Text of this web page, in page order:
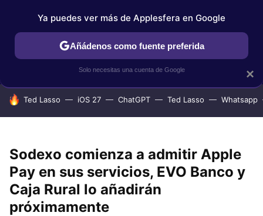
IPHONE TUTORIALES APPLESFERA SELECCIÓN
HOY SE HABLA DE
Ted Lasso iOS 27 ChatGPT Ted Lasso Whatsapp
Sodexo comienza a admitir Apple
Pay en sus servicios, EVO Banco y
Caja Rural lo añadirán
próximamente
×
Ya puedes ver más de Applesfera en Google
Añádenos como fuente preferida
Solo necesitas una cuenta de Google